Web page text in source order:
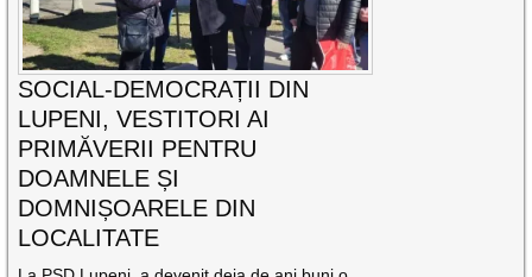
SOCIAL-DEMOCRAȚII DIN
LUPENI, VESTITORI AI
PRIMĂVERII PENTRU
DOAMNELE ȘI
DOMNIȘOARELE DIN
LOCALITATE